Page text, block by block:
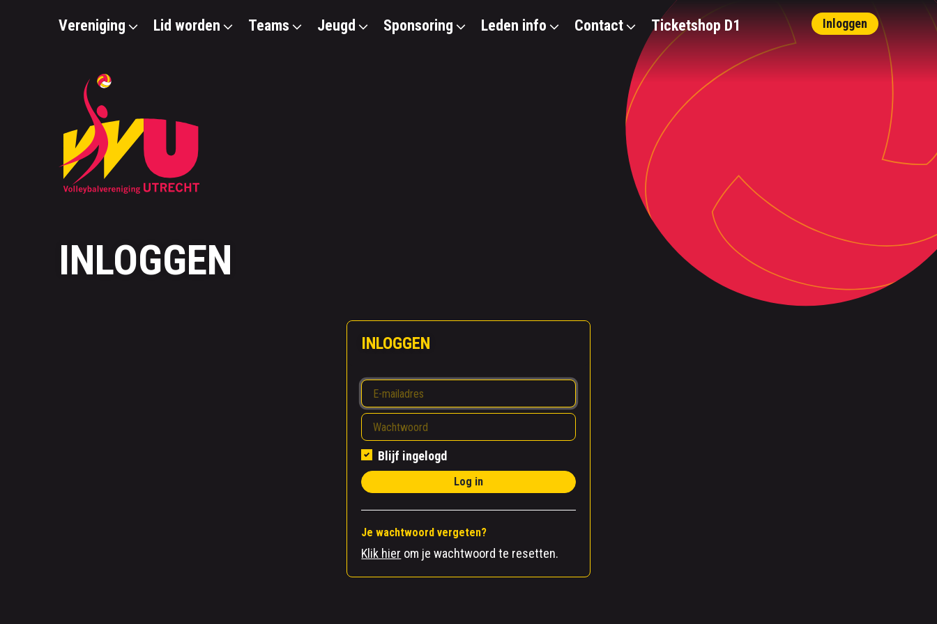
Vereniging Lid worden Teams Jeugd Sponsoring Leden info Contact Ticketshop D1 Inloggen
INLOGGEN
INLOGGEN
Blijf ingelogd
Log in
Je wachtwoord vergeten?
Klik hier om je wachtwoord te resetten.